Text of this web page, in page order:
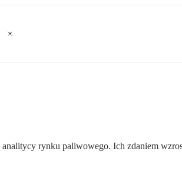
rynku paliwowego. Ich zdaniem